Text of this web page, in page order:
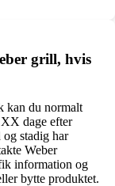
grill, hvis
kan du normalt
dage efter
stadig har
Weber
information og
bytte produktet.